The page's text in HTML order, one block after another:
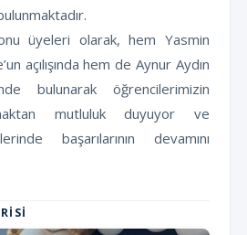
üyeleri olarak, hem Yasmin
açılışında hem de Aynur Aydın
bulunarak öğrencilerimizin
mutluluk duyuyor ve
başarılarının devamını